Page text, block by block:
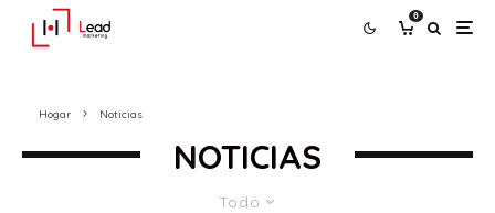
0
Hogar Noticias
NOTICIAS
Todo